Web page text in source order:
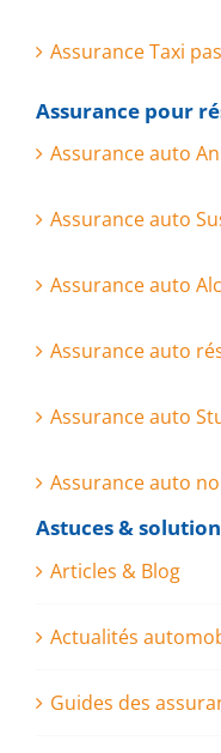
Assurance Taxi
Assurance pour
Assurance auto
Assurance auto
Assurance auto
Assurance auto
Assurance auto
Assurance auto
Astuces &
Articles & Blog
Actualités
Guides des